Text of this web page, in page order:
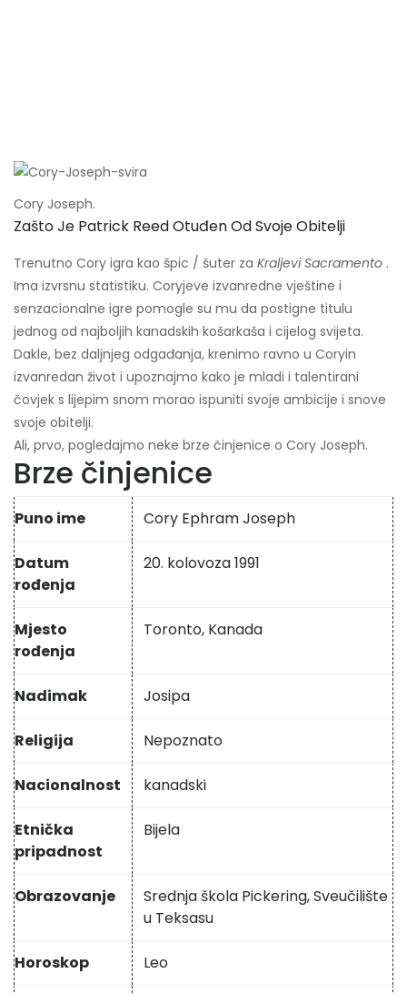
Cory Joseph.
Zašto Je Patrick Reed Otuđen Od Svoje Obitelji
Trenutno Cory igra kao špic / šuter za Kraljevi Sacramento .
Ima izvrsnu statistiku. Coryjeve izvanredne vještine i
senzacionalne igre pomogle su mu da postigne titulu
jednog od najboljih kanadskih košarkaša i cijelog svijeta.
Dakle, bez daljnjeg odgađanja, krenimo ravno u Coryin
izvanredan život i upoznajmo kako je mladi i talentirani
čovjek s lijepim snom morao ispuniti svoje ambicije i snove
svoje obitelji.
Ali, prvo, pogledajmo neke brze činjenice o Cory Joseph.
Brze činjenice
Puno ime Cory Ephram Joseph
Datum
rođenja
20. kolovoza 1991
Mjesto
rođenja
Toronto, Kanada
Nadimak Josipa
Religija Nepoznato
Nacionalnost kanadski
Etnička
pripadnost
Bijela
Obrazovanje
Srednja škola Pickering, Sveučilište
u Teksasu
Horoskop Leo